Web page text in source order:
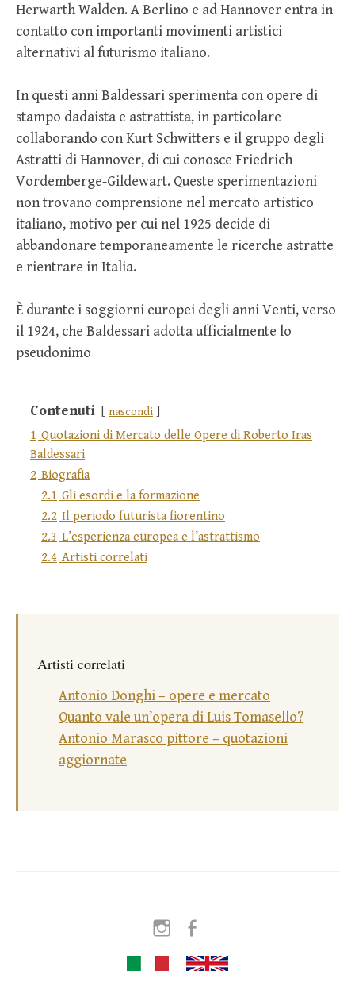
Herwarth Walden. A Berlino e ad Hannover entra in
contatto con importanti movimenti artistici
alternativi al futurismo italiano.
In questi anni Baldessari sperimenta con opere di
stampo dadaista e astrattista, in particolare
collaborando con Kurt Schwitters e il gruppo degli
Astratti di Hannover, di cui conosce Friedrich
Vordemberge-Gildewart. Queste sperimentazioni
non trovano comprensione nel mercato artistico
italiano, motivo per cui nel 1925 decide di
abbandonare temporaneamente le ricerche astratte
e rientrare in Italia.
È durante i soggiorni europei degli anni Venti, verso
il 1924, che Baldessari adotta ufficialmente lo
pseudonimo
Contenuti nascondi
1 Quotazioni di Mercato delle Opere di Roberto Iras
Baldessari
2 Biografia
2.1 Gli esordi e la formazione
2.2 Il periodo futurista fiorentino
2.3 L’esperienza europea e l’astrattismo
2.4 Artisti correlati
Artisti correlati
Antonio Donghi – opere e mercato
Quanto vale un’opera di Luis Tomasello?
Antonio Marasco pittore – quotazioni
aggiornate
Instagram